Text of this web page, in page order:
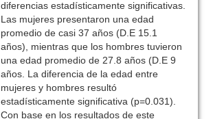
diferencias estadísticamente significativas.
Las mujeres presentaron una edad
promedio de casi 37 años (D.E 15.1
años), mientras que los hombres tuvieron
una edad promedio de 27.8 años (D.E 9
años. La diferencia de la edad entre
mujeres y hombres resultó
estadísticamente significativa (p=0.031).
Con base en los resultados de este